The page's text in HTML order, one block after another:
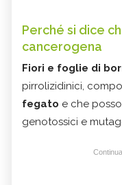
Perché si dice
cancerogena
Fiori e foglie di
pirrolizidinici,
fegato e che
genotossici e